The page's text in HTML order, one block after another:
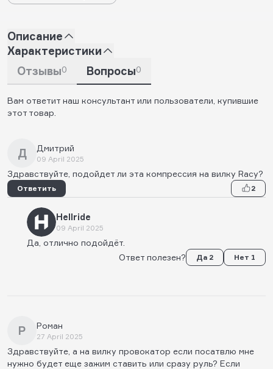
Описание
Характеристики
Отзывы0 Вопросы0
Вам ответит наш консультант или пользователи, купившие
этот товар.
Д Дмитрий
09 April 2025
Здравствуйте, подойдет ли эта компрессия на вилку Racy?
Ответить 2
Hellride
09 April 2025
Да, отлично подойдёт.
Ответ полезен?
Да 2 Нет 1
Р Роман
27 April 2025
Здравствуйте, а на вилку провокатор если посатвлю мне
нужно будет еще зажим ставить или сразу руль? Если